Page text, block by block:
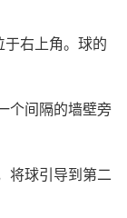
右上角。球的
个间隔的墙壁旁
将球引导到第二